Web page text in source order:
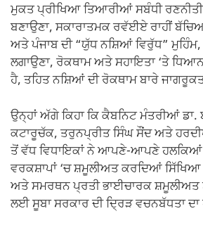
ਮੁਕਤ ਪ੍ਰੀਖਿਆ ਤਿਆਰੀਆਂ ਸਬੰਧੀ
ਬਣਾਉਣਾ, ਸਕਾਰਾਤਮਕ ਰਵੱਈਏ ਰਾਹੀਂ
ਅਤੇ ਪੰਜਾਬ ਦੀ “ਯੁੱਧ ਨਸ਼ਿਆਂ ਵਿਰੁੱਧ” ਮੁਹਿੰਮ,
ਲਗਾਉਣਾ, ਰੋਕਥਾਮ ਅਤੇ ਸਹਾਇਤਾ ‘ਤੇ
ਹੈ, ਤਹਿਤ ਨਸ਼ਿਆਂ ਦੀ ਰੋਕਥਾਮ ਬਾਰੇ
ਉਨ੍ਹਾਂ ਅੱਗੇ ਕਿਹਾ ਕਿ ਕੈਬਨਿਟ ਮੰਤਰੀਆਂ
ਕਟਾਰੂਚੱਕ, ਤਰੁਨਪ੍ਰੀਤ ਸਿੰਘ ਸੌਂਦ ਅਤੇ
ਤੋਂ ਵੱਧ ਵਿਧਾਇਕਾਂ ਨੇ ਆਪਣੇ-ਆਪਣੇ ਹਲਕਿਆਂ
ਵਰਕਸ਼ਾਪਾਂ ‘ਚ ਸ਼ਮੂਲੀਅਤ ਕਰਦਿਆਂ ਸਿੱਖਿਆ
ਅਤੇ ਸਮਰਥਨ ਪ੍ਰਤੀ ਭਾਈਚਾਰਕ ਸ਼ਮੂਲੀਅਤ
ਲਈ ਸੂਬਾ ਸਰਕਾਰ ਦੀ ਦ੍ਰਿੜ ਵਚਨਬੱਧਤਾ ਦਾ